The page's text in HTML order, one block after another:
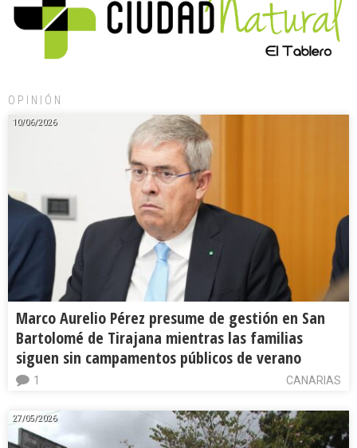
OPINIÓN
10/06/2026
Marco Aurelio Pérez presume de gestión en San
Bartolomé de Tirajana mientras las familias
siguen sin campamentos públicos de verano
CANARIAS
1
27/05/2026